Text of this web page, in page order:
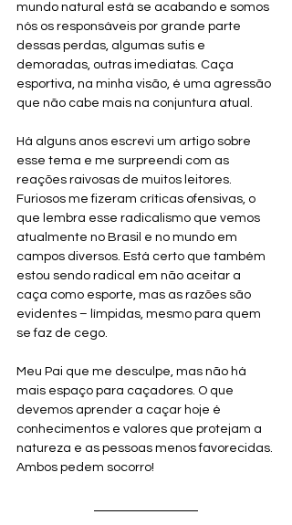
mundo natural está se acabando e somos
nós os responsáveis por grande parte
dessas perdas, algumas sutis e
demoradas, outras imediatas. Caça
esportiva, na minha visão, é uma agressão
que não cabe mais na conjuntura atual.
Há alguns anos escrevi um artigo sobre
esse tema e me surpreendi com as
reações raivosas de muitos leitores.
Furiosos me fizeram críticas ofensivas, o
que lembra esse radicalismo que vemos
atualmente no Brasil e no mundo em
campos diversos. Está certo que também
estou sendo radical em não aceitar a
caça como esporte, mas as razões são
evidentes – límpidas, mesmo para quem
se faz de cego.
Meu Pai que me desculpe, mas não há
mais espaço para caçadores. O que
devemos aprender a caçar hoje é
conhecimentos e valores que protejam a
natureza e as pessoas menos favorecidas.
Ambos pedem socorro!